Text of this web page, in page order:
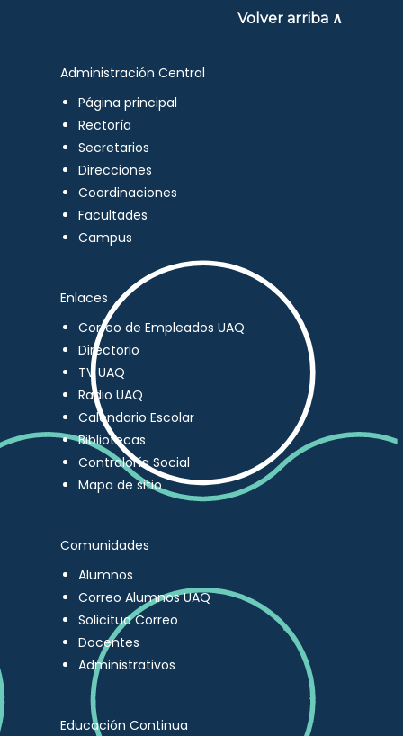
Volver arriba ∧
Administración Central
Página principal
Rectoría
Secretarios
Direcciones
Coordinaciones
Facultades
Campus
Enlaces
Correo de Empleados UAQ
Directorio
TV UAQ
Radio UAQ
Calendario Escolar
Bibliotecas
Contraloría Social
Mapa de sitio
Comunidades
Alumnos
Correo Alumnos UAQ
Solicitud Correo
Docentes
Administrativos
Educación Continua